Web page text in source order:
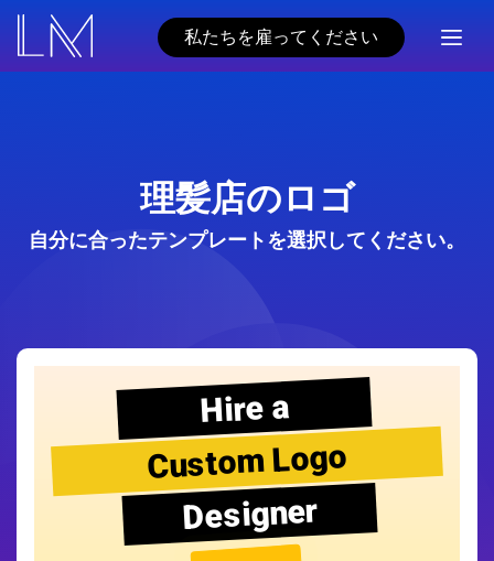
私たちを雇ってください
理髪店のロゴ
自分に合ったテンプレートを選択してください。
Hire a
Custom Logo
Designer